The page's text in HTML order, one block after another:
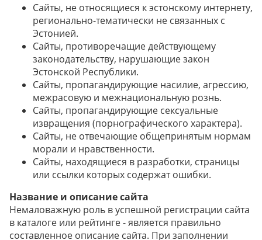
Сайты, не относящиеся к эстонскому интернету,
регионально-тематически не связанных с
Эстонией.
Сайты, противоречащие действующему
законодательству, нарушающие закон
Эстонской Республики.
Сайты, пропагандирующие насилие, агрессию,
межрасовую и межнациональную рознь.
Сайты, пропагандирующие сексуальные
извращения (порнографического характера).
Сайты, не отвечающие общепринятым нормам
морали и нравственности.
Сайты, находящиеся в разработки, страницы
или ссылки которых содержат ошибки.
Название и описание сайта
Немаловажную роль в успешной регистрации сайта
в каталоге или рейтинге - является правильно
составленное описание сайта. При заполнении